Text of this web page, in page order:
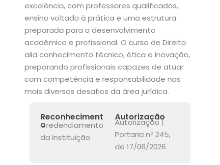
de TCC
TCC
Seletivo
excelência, com professores qualificados,
ensino voltado à prática e uma estrutura
preparada para o desenvolvimento
acadêmico e profissional. O curso de Direito
alia conhecimento técnico, ética e inovação,
preparando profissionais capazes de atuar
com competência e responsabilidade nos
mais diversos desafios da área jurídica.
Reconheciment
o
Credenciamento
da Instituição
Autorização
Autorização |
Portaria nº 245,
de 17/06/2026